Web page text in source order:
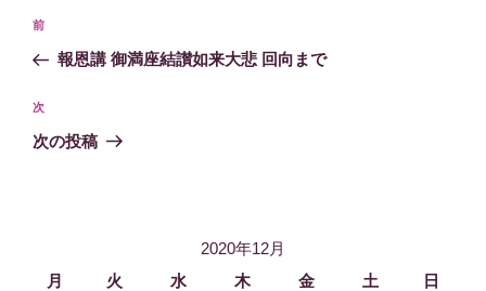
投
ナ
ビ
ゲ
過
去
投
稿
前
報恩講 御満座結讃如来大悲 回向まで
次
の
次
次の投稿
2020年12月
月
火 水 木 金 土 日